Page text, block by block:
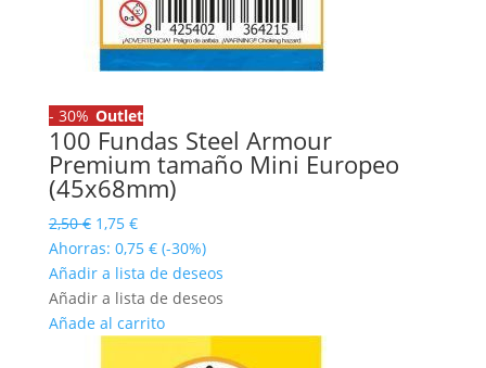
- 30% Outlet
100 Fundas Steel Armour
Premium tamaño Mini Europeo
(45x68mm)
2,50€ El
precio
original
era:
2,50 €.
1,75 €El
precio
actual
es:
1,75 €.
Ahorras: 0,75 € (-30%)
Añadir a lista de deseos
Añadir a lista de deseos
Añade al carrito